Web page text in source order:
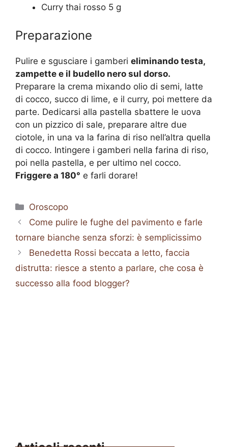
Curry thai rosso 5 g
Preparazione
Pulire e sgusciare i gamberi eliminando testa,
zampette e il budello nero sul dorso.
Preparare la crema mixando olio di semi, latte
di cocco, succo di lime, e il curry, poi mettere da
parte. Dedicarsi alla pastella sbattere le uova
con un pizzico di sale, preparare altre due
ciotole, in una va la farina di riso nell’altra quella
di cocco. Intingere i gamberi nella farina di riso,
poi nella pastella, e per ultimo nel cocco.
Friggere a 180° e farli dorare!
Categorie
Oroscopo
Come pulire le fughe del pavimento e farle
tornare bianche senza sforzi: è semplicissimo
Benedetta Rossi beccata a letto, faccia
distrutta: riesce a stento a parlare, che cosa è
successo alla food blogger?